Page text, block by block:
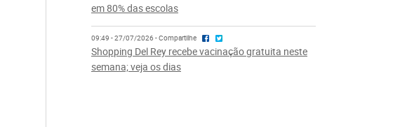
em 80% das escolas
09:49 - 27/07/2026 - Compartilhe
Shopping Del Rey recebe vacinação gratuita neste
semana; veja os dias